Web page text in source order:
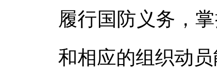
履行国防义务，
和相应的组织动